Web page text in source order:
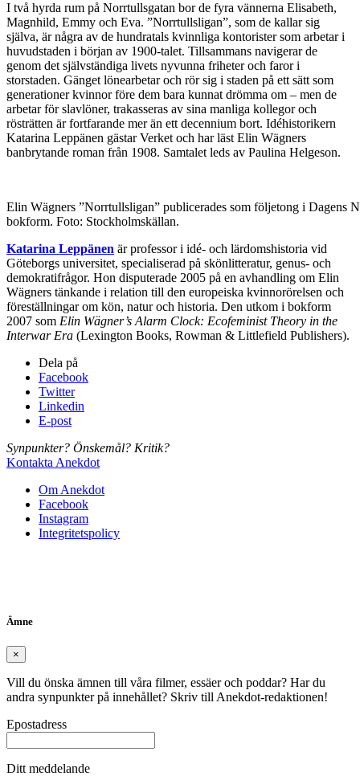
I två hyrda rum på Norrtullsgatan bor de fyra vännerna Elisabeth,
Magnhild, Emmy och Eva. ”Norrtullsligan”, som de kallar sig
själva, är några av de hundratals kvinnliga kontorister som arbetar i
huvudstaden i början av 1900-talet. Tillsammans navigerar de
genom det självständiga livets nyvunna friheter och faror i
storstaden. Gänget lönearbetar och rör sig i staden på ett sätt som
generationer kvinnor före dem bara kunnat drömma om – men de
arbetar för slavlöner, trakasseras av sina manliga kollegor och
rösträtten är fortfarande mer än ett decennium bort. Idéhistorikern
Katarina Leppänen gästar Verket och har läst Elin Wägners
banbrytande roman från 1908. Samtalet leds av Paulina Helgeson.
Elin Wägners ”Norrtullsligan” publicerades som följetong i Dagens
bokform. Foto: Stockholmskällan.
Katarina Leppänen är professor i idé- och lärdomshistoria vid
Göteborgs universitet, specialiserad på skönlitteratur, genus- och
demokratifrågor. Hon disputerade 2005 på en avhandling om Elin
Wägners tänkande i relation till den europeiska kvinnorörelsen och
föreställningar om kön, natur och historia. Den utkom i bokform
2007 som Elin Wägner’s Alarm Clock: Ecofeminist Theory in the
Interwar Era (Lexington Books, Rowman & Littlefield Publishers).
Dela på
Facebook
Twitter
Linkedin
E-post
Synpunkter? Önskemål? Kritik?
Kontakta Anekdot
Om Anekdot
Facebook
Instagram
Integritetspolicy
Ämne
×
Vill du önska ämnen till våra filmer, essäer och poddar? Har du
andra synpunkter på innehållet? Skriv till Anekdot-redaktionen!
Epostadress
Ditt meddelande